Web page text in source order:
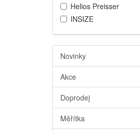
Helios Preisser
INSIZE
Novinky
Akce
Doprodej
Měřítka